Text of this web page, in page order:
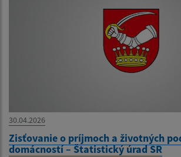
30.04.2026
Zisťovanie o príjmoch a životných
domácností – Štatistický úrad SR